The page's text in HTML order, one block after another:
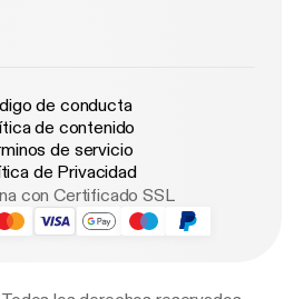
de conducta
de contenido
de servicio
de Privacidad
con Certificado SSL